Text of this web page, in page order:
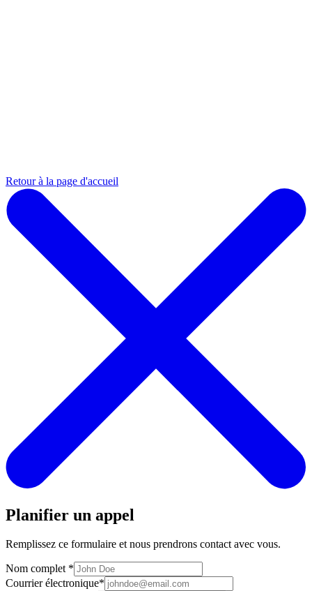
Retour à la page d'accueil
Planifier un appel
Remplissez ce formulaire et nous prendrons contact avec vous.
Nom complet *
Courrier électronique*